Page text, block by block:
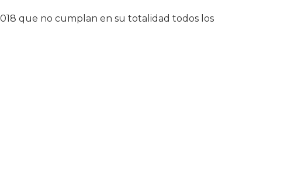
que no cumplan en su totalidad todos los